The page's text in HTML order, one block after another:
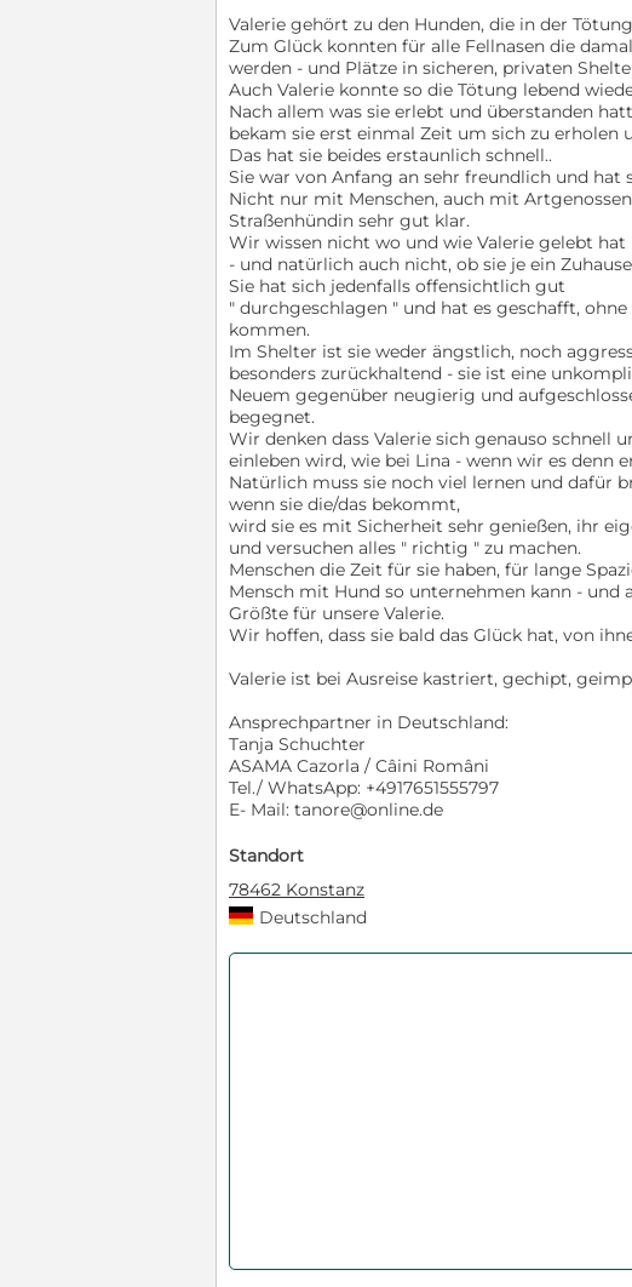
Valerie gehört zu den Hunden, die in der
Zum Glück konnten für alle Fellnasen die
werden - und Plätze in sicheren, privaten
Auch Valerie konnte so die Tötung lebend
Nach allem was sie erlebt und überstanden
bekam sie erst einmal Zeit um sich zu erholen
Das hat sie beides erstaunlich schnell..
Sie war von Anfang an sehr freundlich und hat
Nicht nur mit Menschen, auch mit
Straßenhündin sehr gut klar.
Wir wissen nicht wo und wie Valerie gelebt
- und natürlich auch nicht, ob sie je ein
Sie hat sich jedenfalls offensichtlich gut
" durchgeschlagen " und hat es geschafft,
kommen.
Im Shelter ist sie weder ängstlich, noch
besonders zurückhaltend - sie ist eine
Neuem gegenüber neugierig und
begegnet.
Wir denken dass Valerie sich genauso schnell
einleben wird, wie bei Lina - wenn wir es denn
Natürlich muss sie noch viel lernen und dafür
wenn sie die/das bekommt,
wird sie es mit Sicherheit sehr genießen, ihr
und versuchen alles " richtig " zu machen.
Menschen die Zeit für sie haben, für lange
Mensch mit Hund so unternehmen kann - und
Größte für unsere Valerie.
Wir hoffen, dass sie bald das Glück hat, von
Valerie ist bei Ausreise kastriert, gechipt,
Ansprechpartner in Deutschland:
Tanja Schuchter
ASAMA Cazorla / Câini Români
Tel./ WhatsApp: +4917651555797
E- Mail: tanore@online.de
Standort
78462 Konstanz
Deutschland